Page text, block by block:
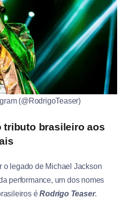
(@RodrigoTeaser)
tributo brasileiro aos
o legado de Michael Jackson
performance, um dos nomes
éRodrigo Teaser.